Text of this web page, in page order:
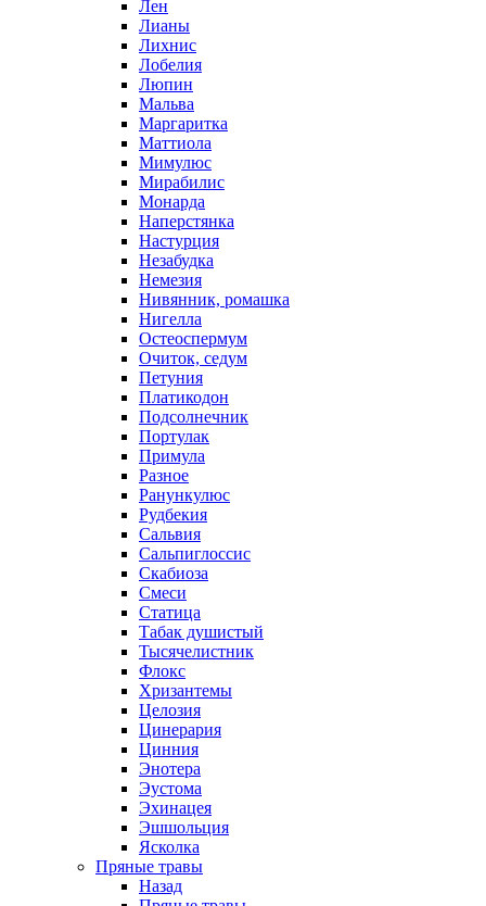
Лен
Лианы
Лихнис
Лобелия
Люпин
Мальва
Маргаритка
Маттиола
Мимулюс
Мирабилис
Монарда
Наперстянка
Настурция
Незабудка
Немезия
Нивянник, ромашка
Нигелла
Остеоспермум
Очиток, седум
Петуния
Платикодон
Подсолнечник
Портулак
Примула
Разное
Ранункулюс
Рудбекия
Сальвия
Сальпиглоссис
Скабиоза
Смеси
Статица
Табак душистый
Тысячелистник
Флокс
Хризантемы
Целозия
Цинерария
Цинния
Энотера
Эустома
Эхинацея
Эшшольция
Ясколка
Пряные травы
Назад